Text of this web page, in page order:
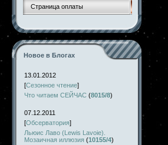
Страница оплаты
Новое в Блогах
13.01.2012
[Сезонное чтение]
Что читаем СЕЙЧАС (8015/8)
07.12.2011
[Обсерватория]
Льюис Лаво (Lewis Lavoie).
Мозаичная иллюзия (10155/4)